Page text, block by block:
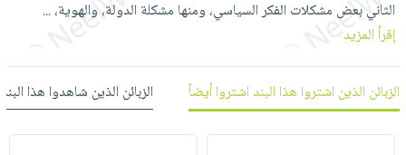
بالأسنان
الحمية
والتغذية
المائدة
الأوعية
والتخزين
أدوات
مبيعاً
العودة
للمدارس
اكسسوارات
كتب
اكسسوارات
مجاني
بنود
مختارة
كل
الاشتراكات
الثاني بعض مشكلات الفكر السياسي، ومنها مشكلة الدولة، والهوية،...
إقرأ المزيد
الزبائن الذين اشتروا هذا البند اشتروا أيضاً الزبائن الذين شاهدوا هذا